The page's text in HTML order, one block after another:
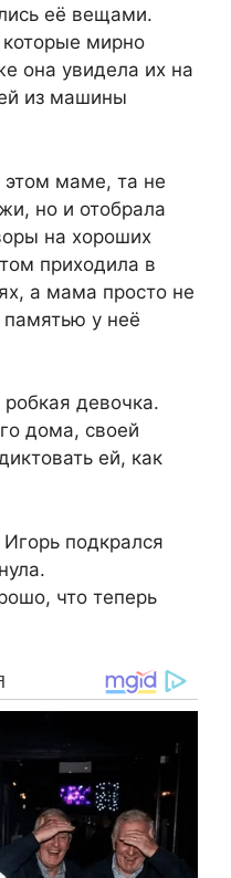
её вещами.
мирно
она увидела их на
из машины
этом маме, та не
но и отобрала
на хороших
приходила в
а мама просто не
у неё
девочка.
дома, своей
ей, как
подкрался
что теперь